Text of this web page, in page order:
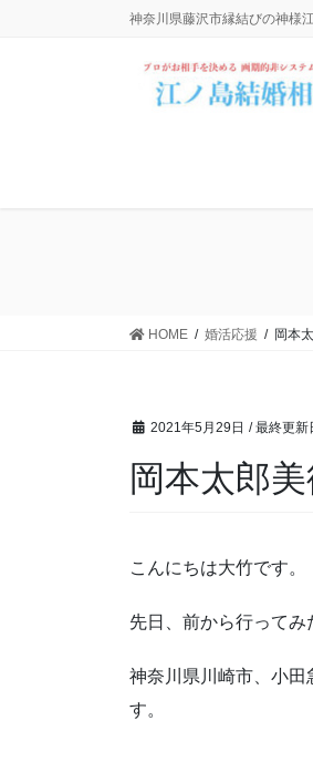
神奈川県藤沢市縁結びの神様
HOME 婚活応援 岡本
2021年5月29日 / 最終更新
岡本太郎
こんにちは大竹です。
先日、前から行ってみ
神奈川県川崎市、小田
す。